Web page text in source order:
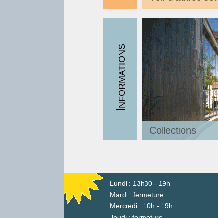
Informations
Collections
Equipe
Espaces de
Lundi : 13h30 - 19h
Mardi : fermeture
Mercredi : 10h - 19h